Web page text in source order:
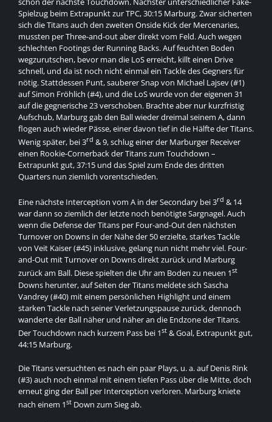
Spielzug beim Extrapunkt zur TPC, 30:15 Marburg. Zwar sicherten
sich die Titans auch den zweiten Onside Kick der Mercenaries,
mussten per Three-and-out aber direkt vom Feld. Auch wegen
schlechten Footings der Running Backs. Auf feuchten Boden
wegzurutschen, bevor man die LoS erreicht, killt einen Drive
schnell, und da ist noch nicht einmal ein Tackle des Gegners für
nötig. Stattdessen Punt, sauberer Snap von Michael Lajsev (#1)
auf Simon Fröhlich (#4), und die LoS wurde von der eigenen 31
auf die gegnerische 23 verschoben. Brachte aber nur kurzfristig
Aufschub, Marburg gab den Ball wieder dreimal seinem A, dann
flogen auch wieder Pässe, einer davon tief in die Hälfte der Titans.
Wenig später, bei 3rd & 9, schlug einer der Marburger Receiver
einen Rookie-Cornerback der Titans zum Touchdown –
Extrapunkt gut, 37:15 und das Spiel zum Ende des dritten
Quarters nun ziemlich vorentschieden.
Eine nächste Interception vom A in der Secondary bei 3rd & 14
war dann so ziemlich der letzte noch benötigte Sargnagel. Auch
wenn die Defense der Titans per Four-and-Out den nächsten
Turnover on Downs in der Nähe der 50 erzielte, starkes Tackle
von Veit Kaiser (#45) inklusive, gelang nun nicht mehr viel. Four-
and-Out mit Turnover on Downs direkt zurück und Marburg
zurück am Ball. Diese spielten die Uhr am Boden zu neuen 1st
Downs herunter, auf Seiten der Titans meldete sich Sascha
Vandrey (#40) mit einem persönlichen Highlight und einem
starken Tackle nach seiner Verletzungspause zurück, dennoch
wanderte der Ball näher und näher an die Endzone der Titans.
Der Touchdown nach kurzem Pass bei 1st & Goal, Extrapunkt gut,
44:15 Marburg.
Die Titans versuchten es nach ein paar Plays, u. a. auf Denis Rink
(#3) auch noch einmal mit einem tiefen Pass über die Mitte, doch
erneut ging der Ball per Interception verloren. Marburg kniete
nach einem 1st Down zum Sieg ab.